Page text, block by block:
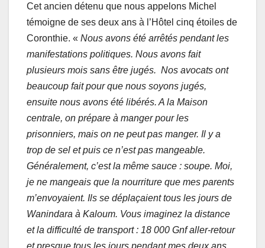
Cet ancien détenu que nous appelons Michel
témoigne de ses deux ans à l’Hôtel cinq étoiles de
Coronthie. « Nous avons été arrêtés pendant les
manifestations politiques. Nous avons fait
plusieurs mois sans être jugés. Nos avocats ont
beaucoup fait pour que nous soyons jugés,
ensuite nous avons été libérés. A la Maison
centrale, on prépare à manger pour les
prisonniers, mais on ne peut pas manger. Il y a
trop de sel et puis ce n’est pas mangeable.
Généralement, c’est la même sauce : soupe. Moi,
je ne mangeais que la nourriture que mes parents
m’envoyaient. Ils se déplaçaient tous les jours de
Wanindara à Kaloum. Vous imaginez la distance
et la difficulté de transport : 18 000 Gnf aller-retour
et presque tous les jours pendant mes deux ans